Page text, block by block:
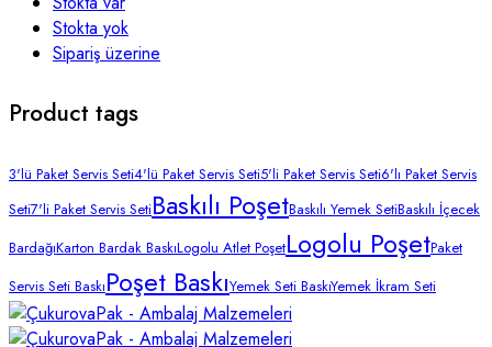
Stokta yok
Sipariş üzerine
Product tags
3'lü Paket Servis Seti4'lü Paket Servis Seti5'li Paket Servis Seti6'lı Paket Servis
Seti7'li Paket Servis SetiBaskılı PoşetBaskılı Yemek SetiBaskılı İçecek
BardağıKarton Bardak BaskıLogolu Atlet PoşetLogolu PoşetPaket
Servis Seti BaskıPoşet BaskıYemek Seti BaskıYemek İkram Seti